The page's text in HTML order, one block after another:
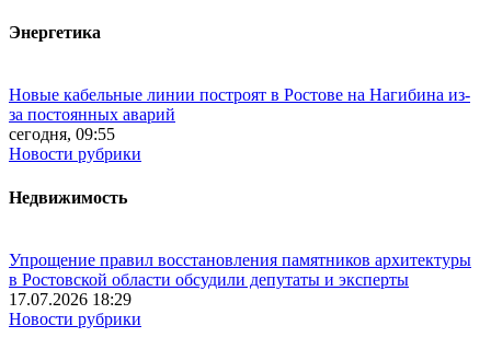
Энергетика
Новые кабельные линии построят в Ростове на Нагибина из-
за постоянных аварий
сегодня, 09:55
Новости рубрики
Недвижимость
Упрощение правил восстановления памятников архитектуры
в Ростовской области обсудили депутаты и эксперты
17.07.2026 18:29
Новости рубрики